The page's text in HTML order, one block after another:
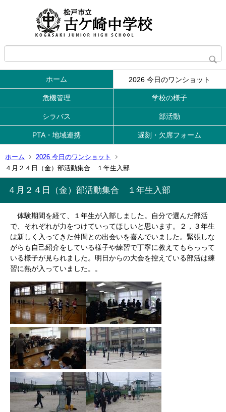
ホーム 2026 今日のワンショット
危機管理 学校の様子
シラバス 部活動
PTA・地域連携 遅刻・欠席フォーム
ホーム
2026 今日のワンショット
４月２４日（金）部活動集合 １年生入部
４月２４日（金）部活動集合 １年生入部
体験期間を経て、１年生が入部しました。自分で選んだ部活
で、それぞれが力をつけていってほしいと思います。２，３年生
は新しく入ってきた仲間との出会いを喜んでいました。緊張しな
がらも自己紹介をしている様子や練習で丁寧に教えてもらっって
いる様子が見られました。明日からの大会を控えている部活は練
習に熱が入っていました。。